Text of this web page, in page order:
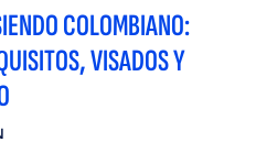
COLOMBIANO:
VISADOS Y